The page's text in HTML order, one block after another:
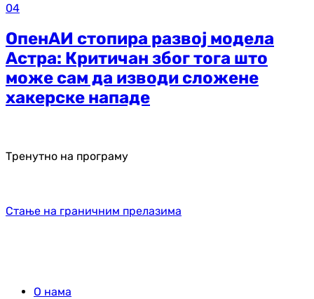
04
ОпенАИ стопира развој модела
Астра: Критичан због тога што
може сам да изводи сложене
хакерске нападе
Тренутно на програму
Стање на граничним прелазима
О нама